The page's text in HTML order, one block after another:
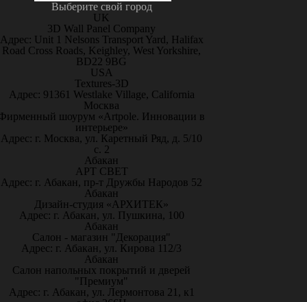
Выберите свой город
UK
3D Wall Panel Company
Адрес: Unit 1 Nelsons Transport Yard, Halifax
Road Cross Roads, Keighley, West Yorkshire,
BD22 9BG
USA
Textures-3D
Адрес: 91361 Westlake Village, California
Москва
шоурум «Artpole. Инновации в
интерьере»
Адрес: г. Москва, ул. Каретный Ряд, д. 5/10
с. 2
Абакан
АРТ СВЕТ
Адрес: г. Абакан, пр-т Дружбы Народов 52
Абакан
Дизайн-студия «АРХИТЕК»
Адрес: г. Абакан, ул. Пушкина, 100
Абакан
Салон - магазин "Декорация"
Адрес: г. Абакан, ул. Кирова 112/3
Абакан
Салон напольных покрытий и дверей
"Премиум"
Адрес: г. Абакан, ул. Лермонтова 21, к1